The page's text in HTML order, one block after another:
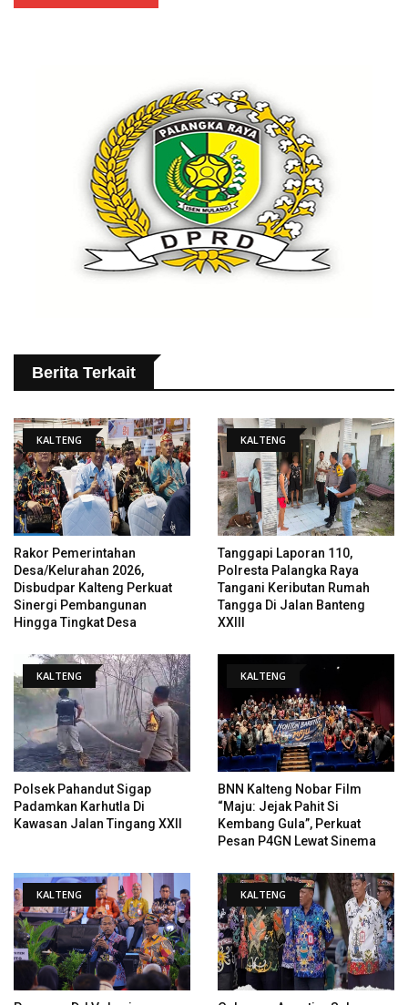
Berita Terkait
KALTENG
Rakor Pemerintahan
Desa/Kelurahan 2026,
Disbudpar Kalteng Perkuat
Sinergi Pembangunan
Hingga Tingkat Desa
KALTENG
Tanggapi Laporan 110,
Polresta Palangka Raya
Tangani Keributan Rumah
Tangga Di Jalan Banteng
XXIII
KALTENG
Polsek Pahandut Sigap
Padamkan Karhutla Di
Kawasan Jalan Tingang XXII
KALTENG
BNN Kalteng Nobar Film
“Maju: Jejak Pahit Si
Kembang Gula”, Perkuat
Pesan P4GN Lewat Sinema
KALTENG KALTENG